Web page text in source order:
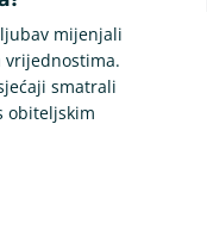
mijenjali
vrijednostima.
smatrali
obiteljskim